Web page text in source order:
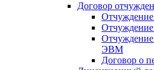
Договор
Отчуждение
Отчуждение
ЭВМ
Договор о